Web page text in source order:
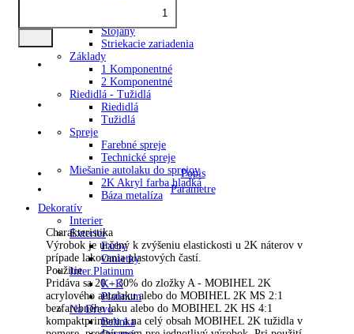
Stojany
Striekacie zariadenia
Základy
1 Komponentné
2 Komponentné
Riedidlá - Tužidlá
Riedidlá
Tužidlá
Spreje
Farebné spreje
Technické spreje
Miešanie autolaku do sprejov
2K Akryl farba hladká
Báza metalíza
Dekoratív
Interier
Exterier
Farby
Omietky
Inter.Platinum
K+K
Platinum
Na Drevo
Belinka
Popis
Parametre
Charakteristika
Výrobok je určený k zvýšeniu elastickosti u 2K náterov v
prípade lakovania plastových častí.
Použitie
Pridáva sa 20 – 30% do zložky A - MOBIHEL 2K
acrylového autolaku alebo do MOBIHEL 2K MS 2:1
bezfarebného laku alebo do MOBIHEL 2K HS 4:1
kompaktprimeru a na celý obsah MOBIHEL 2K tužidla v